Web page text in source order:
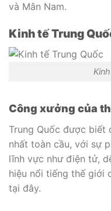
và Mân Nam.
Kinh tế Trung
Công xưởng của
Trung Quốc được biết
nhất toàn cầu, với sự
lĩnh vực như điện tử,
hiệu nổi tiếng thế giới
tại đây.